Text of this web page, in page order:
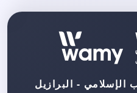
الإسلامي - البرازيل